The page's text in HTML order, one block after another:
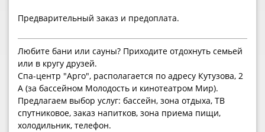
Предварительный заказ и предоплата.
Любите бани или сауны? Приходите отдохнуть семьей
или в кругу друзей.
Спа-центр "Арго", располагается по адресу Кутузова, 2
А (за бассейном Молодость и кинотеатром Мир).
Предлагаем выбор услуг: бассейн, зона отдыха, ТВ
спутниковое, заказ напитков, зона приема пищи,
холодильник, телефон.